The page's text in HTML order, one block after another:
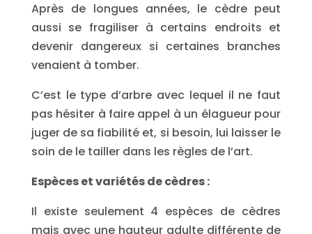
Après de longues années, le cèdre peut
aussi se fragiliser à certains endroits et
devenir dangereux si certaines branches
venaient à tomber.
C’est le type d’arbre avec lequel il ne faut
pas hésiter à faire appel à un élagueur pour
juger de sa fiabilité et, si besoin, lui laisser le
soin de le tailler dans les règles de l’art.
Espèces et variétés de cèdres :
Il existe seulement 4 espèces de cèdres
mais avec une hauteur adulte différente de